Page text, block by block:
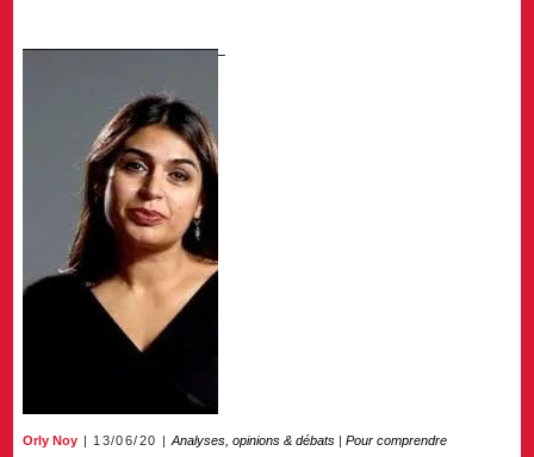
Orly Noy 13/06/20 Analyses, opinions & débats |Pour comprendre